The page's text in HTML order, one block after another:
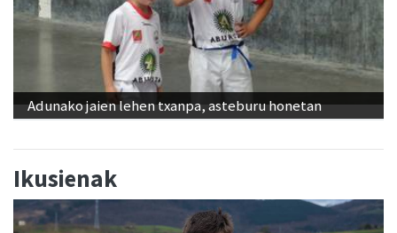
Adunako jaien lehen txanpa, asteburu honetan
Ikusienak